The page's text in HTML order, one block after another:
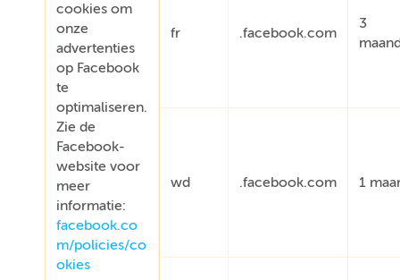
cookies om
onze
advertenties
op Facebook
te
optimaliseren.
Zie de
Facebook-
website voor
meer
informatie:
facebook.co
m/policies/co
okies
fr .facebook.com
3
wd .facebook.com 1